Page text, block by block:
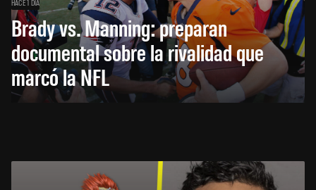
HACE 1 DÍA
Brady vs. Manning: preparan
documental sobre la rivalidad que
marcó la NFL